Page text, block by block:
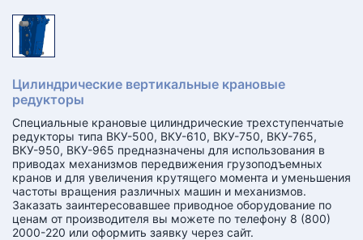
Цилиндрические вертикальные крановые
редукторы
Специальные крановые цилиндрические трехступенчатые
редукторы типа ВКУ-500, ВКУ-610, ВКУ-750, ВКУ-765,
ВКУ-950, ВКУ-965 предназначены для использования в
приводах механизмов передвижения грузоподъемных
кранов и для увеличения крутящего момента и уменьшения
частоты вращения различных машин и механизмов.
Заказать заинтересовавшее приводное оборудование по
ценам от производителя вы можете по телефону 8 (800)
2000-220 или оформить заявку через сайт.